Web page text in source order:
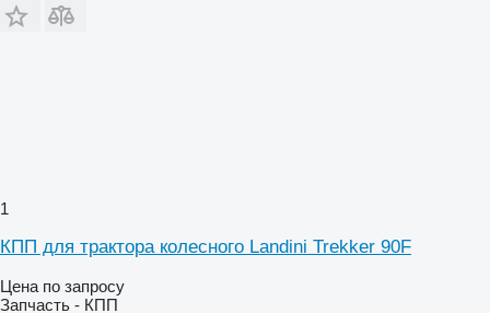
1
КПП для трактора колесного Landini Trekker 90F
Цена по запросу
Запчасть - КПП